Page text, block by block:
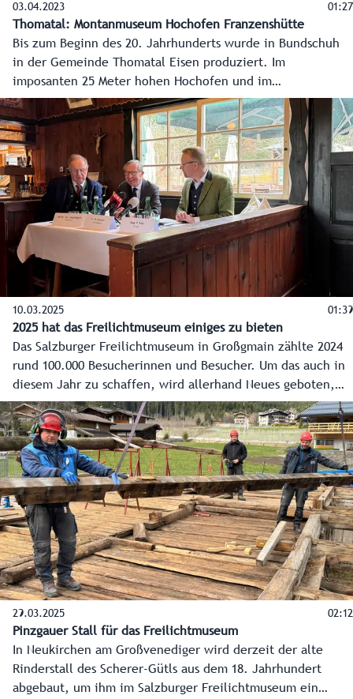
03.04.2023 01:27
Thomatal: Montanmuseum Hochofen Franzenshütte
Bis zum Beginn des 20. Jahrhunderts wurde in Bundschuh
in der Gemeinde Thomatal Eisen produziert. Im
imposanten 25 Meter hohen Hochofen und im
angrenzenden Gebläsehaus gibt eine liebevolle Sammlung
Einblick in die Verarbeitung des Lungauer Erzes.
10.03.2025 01:39
2025 hat das Freilichtmuseum einiges zu bieten
Das Salzburger Freilichtmuseum in Großgmain zählte 2024
rund 100.000 Besucherinnen und Besucher. Um das auch in
diesem Jahr zu schaffen, wird allerhand Neues geboten,
aber auch altbewährtes aufpoliert. Vom Fest zum 15-
jährigen Bestehen der Museumsbahn über ein neues
Stallgebäude aus dem Pinzgau bis hin zum topmodernen
Besucherzentrum wird in Zukunft vieles geboten.
29.03.2025 02:12
Pinzgauer Stall für das Freilichtmuseum
In Neukirchen am Großvenediger wird derzeit der alte
Rinderstall des Scherer-Gütls aus dem 18. Jahrhundert
abgebaut, um ihm im Salzburger Freilichtmuseum ein